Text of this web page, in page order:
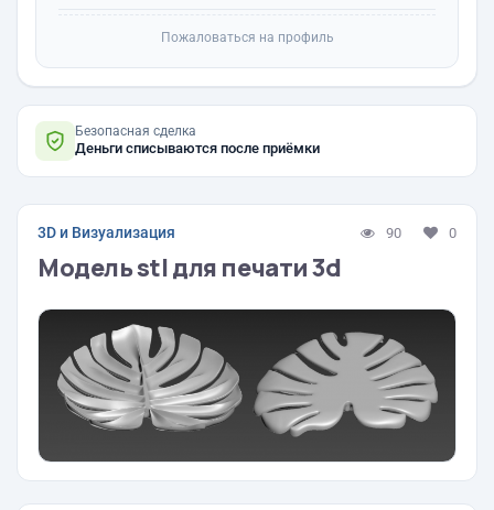
Пожаловаться на профиль
Безопасная сделка
Деньги списываются после приёмки
3D и Визуализация 90 0
Модель stl для печати 3d